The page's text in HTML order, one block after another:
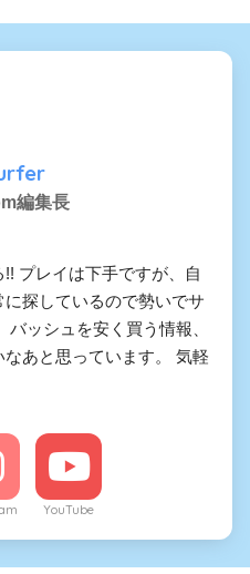
編集長
プレイは下手ですが、自
探しているので勢いでサ
ッシュを安く買う情報、
あと思っています。 気軽
YouTube